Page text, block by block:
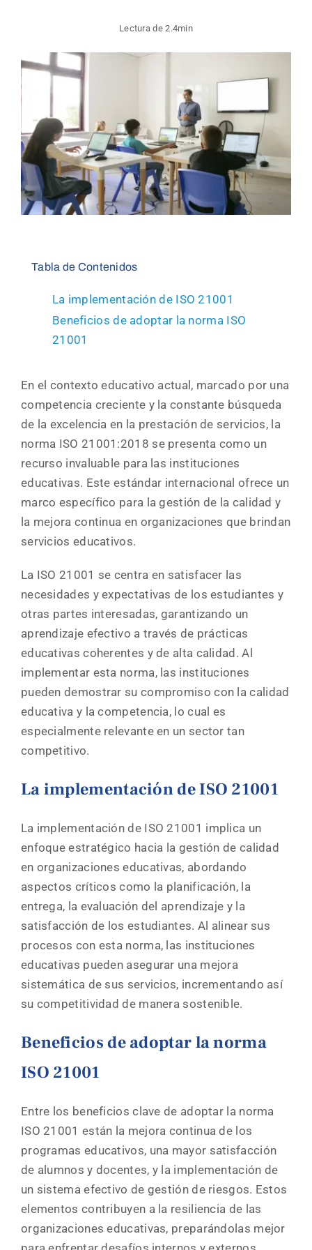
Contacto
Llámanos
Lectura de 2.4min
En el contexto educativo actual, marcado por una
competencia creciente y la constante búsqueda
de la excelencia en la prestación de servicios, la
norma ISO 21001:2018 se presenta como un
recurso invaluable para las instituciones
educativas. Este estándar internacional ofrece un
marco específico para la gestión de la calidad y
la mejora continua en organizaciones que brindan
servicios educativos.
La ISO 21001 se centra en satisfacer las
necesidades y expectativas de los estudiantes y
otras partes interesadas, garantizando un
aprendizaje efectivo a través de prácticas
educativas coherentes y de alta calidad. Al
implementar esta norma, las instituciones
pueden demostrar su compromiso con la calidad
educativa y la competencia, lo cual es
especialmente relevante en un sector tan
competitivo.
La implementación de ISO 21001
La implementación de ISO 21001 implica un
enfoque estratégico hacia la gestión de calidad
en organizaciones educativas, abordando
aspectos críticos como la planificación, la
entrega, la evaluación del aprendizaje y la
satisfacción de los estudiantes. Al alinear sus
procesos con esta norma, las instituciones
educativas pueden asegurar una mejora
sistemática de sus servicios, incrementando así
su competitividad de manera sostenible.
Beneficios de adoptar la norma
ISO 21001
Entre los beneficios clave de adoptar la norma
ISO 21001 están la mejora continua de los
programas educativos, una mayor satisfacción
de alumnos y docentes, y la implementación de
un sistema efectivo de gestión de riesgos. Estos
elementos contribuyen a la resiliencia de las
organizaciones educativas, preparándolas mejor
Tabla de Contenidos
La implementación de ISO 21001
Beneficios de adoptar la norma ISO
21001